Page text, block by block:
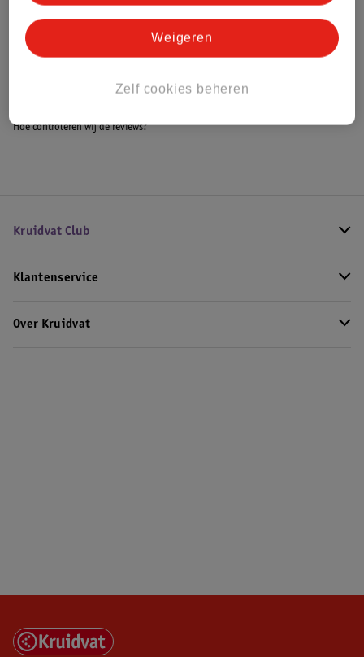
Bekijk ook
Alle Autostoel
Hoe controleren wij de reviews?
Kruidvat Club
Klantenservice
Over Kruidvat
Zelf cookies beheren
Weigeren